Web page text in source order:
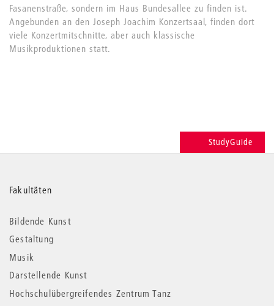
Fasanenstraße, sondern im Haus Bundesallee zu finden ist.
Angebunden an den Joseph Joachim Konzertsaal, finden dort
viele Konzertmitschnitte, aber auch klassische
Musikproduktionen statt.
StudyGuide
Weitere
Informationen
Fakultäten
Bildende Kunst
Gestaltung
Musik
Darstellende Kunst
Hochschulübergreifendes Zentrum Tanz